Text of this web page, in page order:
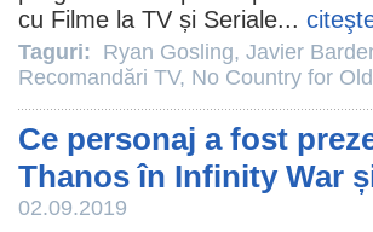
cu Filme la TV și Seriale...
Taguri: Ryan Gosling, Javier
Recomandări TV, No Country for
Ce personaj a fost
Thanos în Infinity War
02.09.2019